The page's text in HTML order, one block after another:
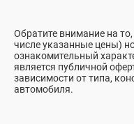
Обратите внимание на
числе указанные цены)
ознакомительный
является публичной
зависимости от типа,
автомобиля.